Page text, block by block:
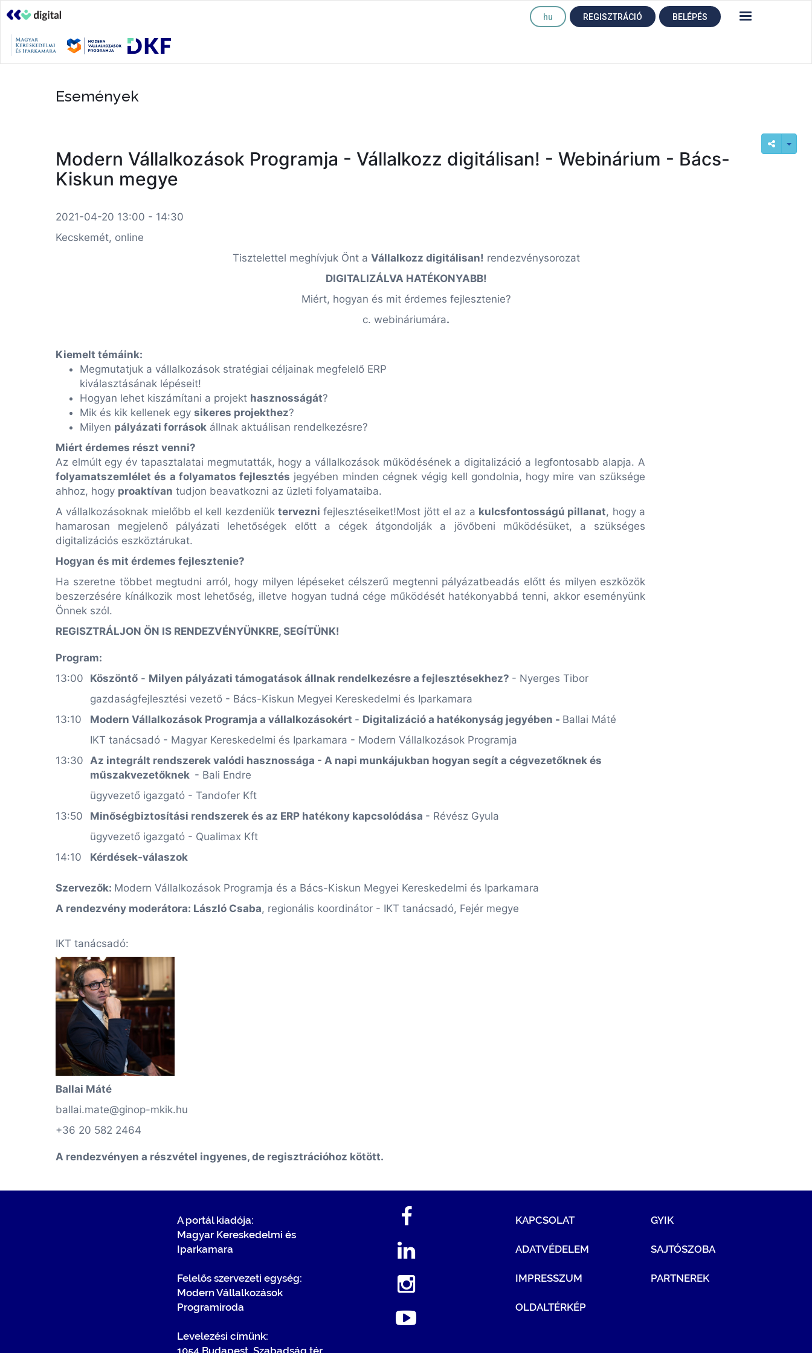
hu REGISZTRÁCIÓ BELÉPÉS
Események
Modern Vállalkozások Programja - Vállalkozz digitálisan! - Webinárium - Bács-
Kiskun megye
2021-04-20 13:00 - 14:30
Kecskemét, online
Tisztelettel meghívjuk Önt a Vállalkozz digitálisan! rendezvénysorozat
DIGITALIZÁLVA HATÉKONYABB!
Miért, hogyan és mit érdemes fejlesztenie?
c. webináriumára.
Kiemelt témáink:
Megmutatjuk a vállalkozások stratégiai céljainak megfelelő ERP
kiválasztásának lépéseit!
Hogyan lehet kiszámítani a projekt hasznosságát?
Mik és kik kellenek egy sikeres projekthez?
Milyen pályázati források állnak aktuálisan rendelkezésre?
Miért érdemes részt venni?
Az elmúlt egy év tapasztalatai megmutatták, hogy a vállalkozások működésének a digitalizáció a legfontosabb alapja. A
folyamatszemlélet és a folyamatos fejlesztés jegyében minden cégnek végig kell gondolnia, hogy mire van szüksége
ahhoz, hogy proaktívan tudjon beavatkozni az üzleti folyamataiba.
A vállalkozásoknak mielőbb el kell kezdeniük tervezni fejlesztéseiket!Most jött el az a kulcsfontosságú pillanat, hogy a
hamarosan megjelenő pályázati lehetőségek előtt a cégek átgondolják a jövőbeni működésüket, a szükséges
digitalizációs eszköztárukat.
Hogyan és mit érdemes fejlesztenie?
Ha szeretne többet megtudni arról, hogy milyen lépéseket célszerű megtenni pályázatbeadás előtt és milyen eszközök
beszerzésére kínálkozik most lehetőség, illetve hogyan tudná cége működését hatékonyabbá tenni, akkor eseményünk
Önnek szól.
REGISZTRÁLJON ÖN IS RENDEZVÉNYÜNKRE, SEGÍTÜNK!
Program:
13:00
Köszöntő - Milyen pályázati támogatások állnak rendelkezésre a fejlesztésekhez? - Nyerges Tibor
gazdaságfejlesztési vezető - Bács-Kiskun Megyei Kereskedelmi és Iparkamara
13:10
Modern Vállalkozások Programja a vállalkozásokért - Digitalizáció a hatékonyság jegyében - Ballai Máté
IKT tanácsadó - Magyar Kereskedelmi és Iparkamara - Modern Vállalkozások Programja
13:30 Az integrált rendszerek valódi hasznossága - A napi munkájukban hogyan segít a cégvezetőknek és
műszakvezetőknek - Bali Endre
ügyvezető igazgató - Tandofer Kft
13:50
Minőségbiztosítási rendszerek és az ERP hatékony kapcsolódása - Révész Gyula
ügyvezető igazgató - Qualimax Kft
14:10
Kérdések-válaszok
Szervezők: Modern Vállalkozások Programja és a Bács-Kiskun Megyei Kereskedelmi és Iparkamara
A rendezvény moderátora: László Csaba, regionális koordinátor - IKT tanácsadó, Fejér megye
IKT tanácsadó:
Ballai Máté
ballai.mate@ginop-mkik.hu
+36 20 582 2464
A rendezvényen a részvétel ingyenes, de regisztrációhoz kötött.
A portál kiadója:
Magyar Kereskedelmi és
Iparkamara
Felelős szervezeti egység:
Modern Vállalkozások
Programiroda
Levelezési címünk:
1054 Budapest, Szabadság tér
KAPCSOLAT
ADATVÉDELEM
IMPRESSZUM
OLDALTÉRKÉP
GYIK
SAJTÓSZOBA
PARTNEREK